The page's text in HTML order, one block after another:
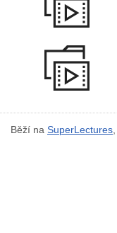
Běží na SuperLectures